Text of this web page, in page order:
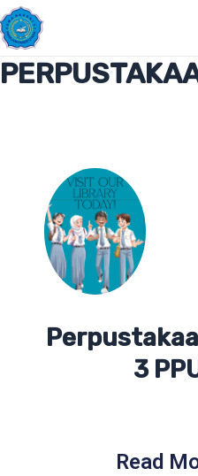
Lewati
ke
konten
3
Read